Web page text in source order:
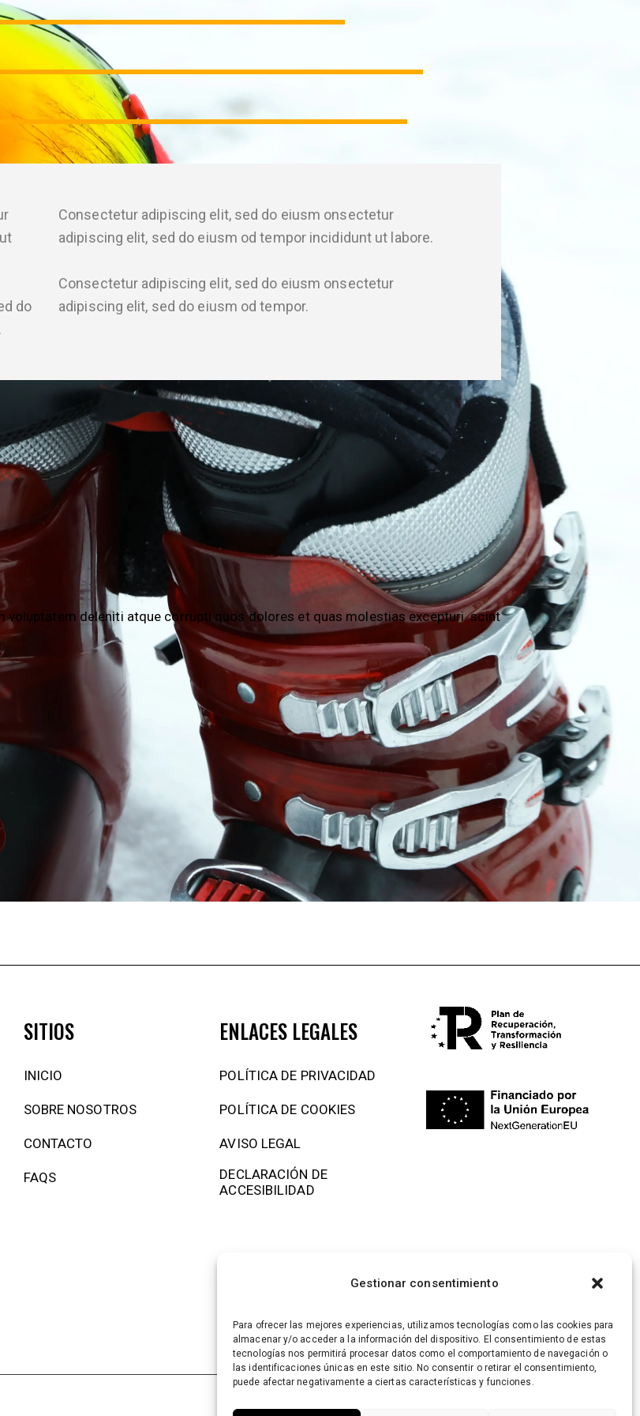
Gestionar consentimiento
Para ofrecer las mejores experiencias, utilizamos tecnologías como las cookies para
almacenar y/o acceder a la información del dispositivo. El consentimiento de estas
tecnologías nos permitirá procesar datos como el comportamiento de navegación o
las identificaciones únicas en este sitio. No consentir o retirar el consentimiento,
puede afectar negativamente a ciertas características y funciones.
do
Consectetur adipiscing elit, sed do eiusm onsectetur
adipiscing elit, sed do eiusm od tempor incididunt ut labore.
Consectetur adipiscing elit, sed do eiusm onsectetur
adipiscing elit, sed do eiusm od tempor.
deleniti atque corrupti quos dolores et quas molestias excepturi. scint
SITIOS
INICIO
SOBRE NOSOTROS
CONTACTO
FAQS
ENLACES LEGALES
POLÍTICA DE PRIVACIDAD
POLÍTICA DE COOKIES
AVISO LEGAL
DECLARACIÓN DE
ACCESIBILIDAD